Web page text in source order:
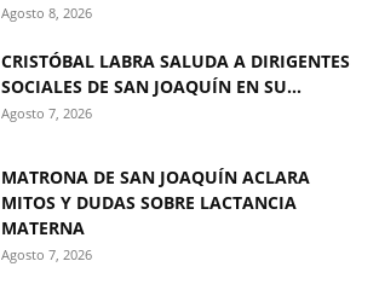
Agosto 8, 2026
CRISTÓBAL LABRA SALUDA A DIRIGENTES
SOCIALES DE SAN JOAQUÍN EN SU...
Agosto 7, 2026
MATRONA DE SAN JOAQUÍN ACLARA
MITOS Y DUDAS SOBRE LACTANCIA
MATERNA
Agosto 7, 2026